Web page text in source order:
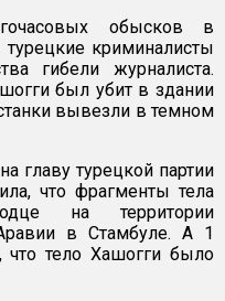
обысков в
турецкие криминалисты
гибели журналиста.
был убит в здании
вывезли в темном
главу турецкой партии
что фрагменты тела
на территории
в Стамбуле. А 1
что тело Хашогги было